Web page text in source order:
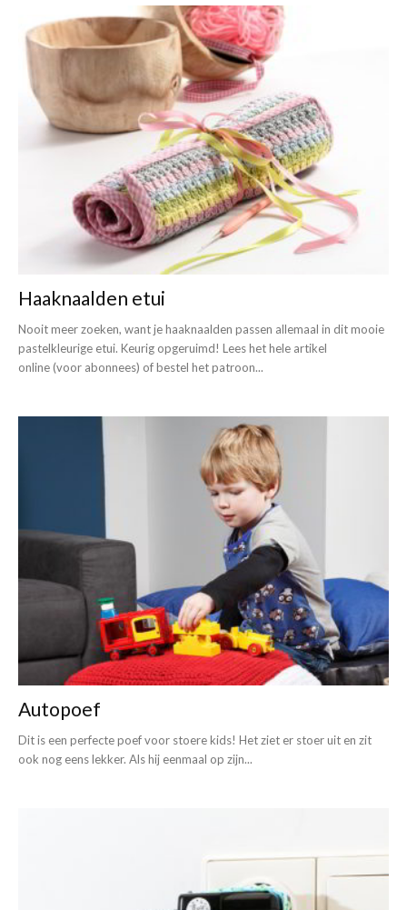
Haaknaalden etui
Nooit meer zoeken, want je haaknaalden passen allemaal in dit mooie
pastelkleurige etui. Keurig opgeruimd! Lees het hele artikel
online (voor abonnees) of bestel het patroon...
Autopoef
Dit is een perfecte poef voor stoere kids! Het ziet er stoer uit en zit
ook nog eens lekker. Als hij eenmaal op zijn...